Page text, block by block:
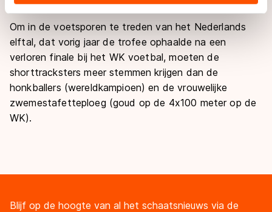
adequaat beschermingsniveau geldt volgens de GDPR.
Door op ‘Toestaan’ te klikken, stemt u in met deze
overdracht. Meer informatie vindt u in ons cookiebeleid
Om in de voetsporen te treden van het Nederlands
elftal, dat vorig jaar de trofee ophaalde na een
verloren finale bij het WK voetbal, moeten de
shorttracksters meer stemmen krijgen dan de
honkballers (wereldkampioen) en de vrouwelijke
zwemestafetteploeg (goud op de 4x100 meter op de
WK).
Blijf op de hoogte van al het schaatsnieuws via de